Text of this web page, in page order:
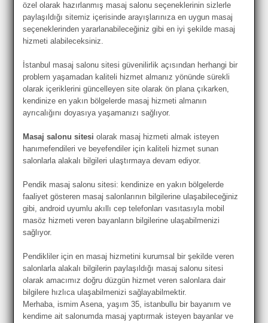
özel olarak hazırlanmış masaj salonu seçeneklerinin sizlerle
paylaşıldığı sitemiz içerisinde arayışlarınıza en uygun masaj
seçeneklerinden yararlanabileceğiniz gibi en iyi şekilde masaj
hizmeti alabileceksiniz.
İstanbul masaj salonu sitesi güvenilirlik açısından herhangi bir
problem yaşamadan kaliteli hizmet almanız yönünde sürekli
olarak içeriklerini güncelleyen site olarak ön plana çıkarken,
kendinize en yakın bölgelerde masaj hizmeti almanın
ayrıcalığını doyasıya yaşamanızı sağlıyor.
Masaj salonu sitesi olarak masaj hizmeti almak isteyen
hanımefendileri ve beyefendiler için kaliteli hizmet sunan
salonlarla alakalı bilgileri ulaştırmaya devam ediyor.
Pendik masaj salonu sitesi: kendinize en yakın bölgelerde
faaliyet gösteren masaj salonlarının bilgilerine ulaşabileceğiniz
gibi, android uyumlu akıllı cep telefonları vasıtasıyla mobil
masöz hizmeti veren bayanların bilgilerine ulaşabilmenizi
sağlıyor.
Pendikliler için en masaj hizmetini kurumsal bir şekilde veren
salonlarla alakalı bilgilerin paylaşıldığı masaj salonu sitesi
olarak amacımız doğru düzgün hizmet veren salonlara dair
bilgilere hızlıca ulaşabilmenizi sağlayabilmektir.
Merhaba, ismim Asena, yaşım 35, istanbullu bir bayanım ve
kendime ait salonumda masaj yaptırmak isteyen bayanlar ve